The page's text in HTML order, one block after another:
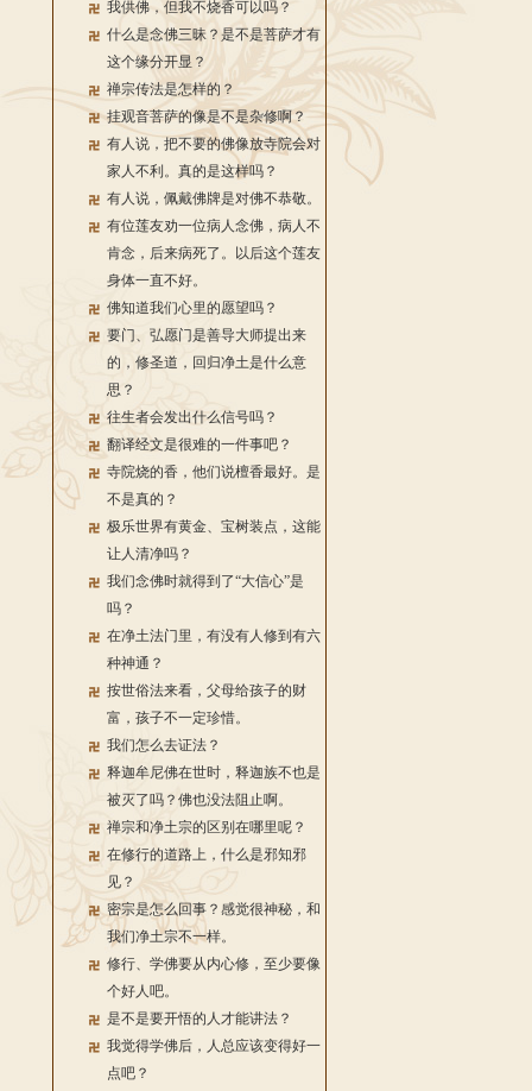
我供佛，但我不烧香可以吗？
什么是念佛三昧？是不是菩萨才有
这个缘分开显？
禅宗传法是怎样的？
挂观音菩萨的像是不是杂修啊？
有人说，把不要的佛像放寺院会对
家人不利。真的是这样吗？
有人说，佩戴佛牌是对佛不恭敬。
有位莲友劝一位病人念佛，病人不
肯念，后来病死了。以后这个莲友
身体一直不好。
佛知道我们心里的愿望吗？
要门、弘愿门是善导大师提出来
的，修圣道，回归净土是什么意
思？
往生者会发出什么信号吗？
翻译经文是很难的一件事吧？
寺院烧的香，他们说檀香最好。是
不是真的？
极乐世界有黄金、宝树装点，这能
让人清净吗？
我们念佛时就得到了“大信心”是
吗？
在净土法门里，有没有人修到有六
种神通？
按世俗法来看，父母给孩子的财
富，孩子不一定珍惜。
我们怎么去证法？
释迦牟尼佛在世时，释迦族不也是
被灭了吗？佛也没法阻止啊。
禅宗和净土宗的区别在哪里呢？
在修行的道路上，什么是邪知邪
见？
密宗是怎么回事？感觉很神秘，和
我们净土宗不一样。
修行、学佛要从内心修，至少要像
个好人吧。
是不是要开悟的人才能讲法？
我觉得学佛后，人总应该变得好一
点吧？